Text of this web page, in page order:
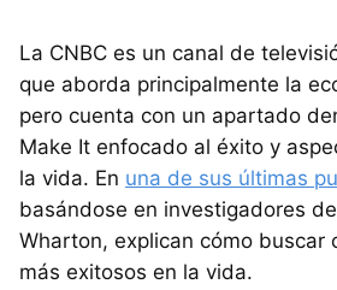
La CNBC es un canal de
que aborda principalmente la
pero cuenta con un apartado
Make It enfocado al éxito y
la vida. En una de sus últimas
basándose en investigadores
Wharton, explican cómo buscar
más exitosos en la vida.